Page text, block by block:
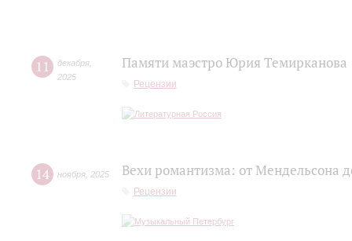
11 декабря
2025
Памяти маэстро Юрия Темирканова
Рецензии
14 ноября 2025 Вехи романтизма: от Мендельсона
Рецензии